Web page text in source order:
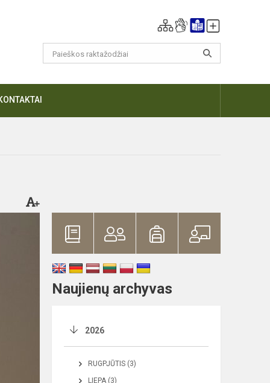
Naujienų archyvas
2026
RUGPJŪTIS (3)
LIEPA (3)